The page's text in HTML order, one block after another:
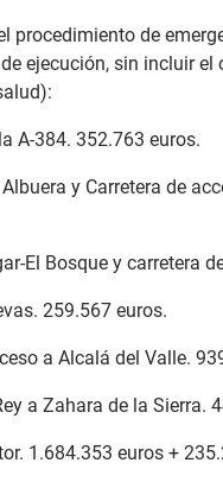
procedimiento de
ejecución, sin incluir
A-384. 352.763 euros.
y Carretera de
El Bosque y carretera
259.567 euros.
a Alcalá del Valle.
a Zahara de la Sierra.
1.684.353 euros +